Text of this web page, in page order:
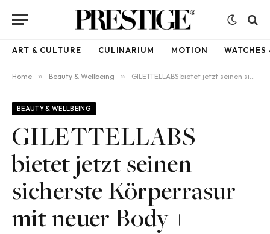
ART & CULTURE CULINARIUM MOTION WATCHES
Home » Beauty & Wellbeing » GILETTELLABS bietet jetzt seinen sicherste Körperrasur mit neuer Body + Intimate Serie – Innovatives 3-fach Schutzsystem schützt vor Rasurirritationen und bietet unvergleichlichen Komfort.
BEAUTY & WELLBEING
GILETTELLABS
bietet jetzt seinen
sicherste Körperrasur
mit neuer Body +